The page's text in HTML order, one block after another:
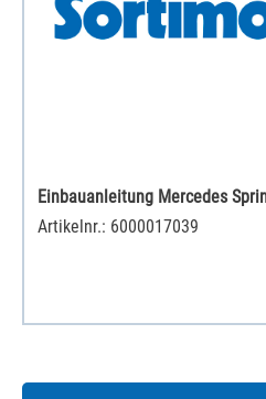
Einbauanleitung Mercedes
Artikelnr.: 6000017039